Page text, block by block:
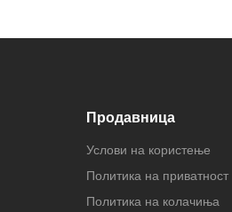
Продавница
Услови на користење
Политика на приватност
Политика на колачиња